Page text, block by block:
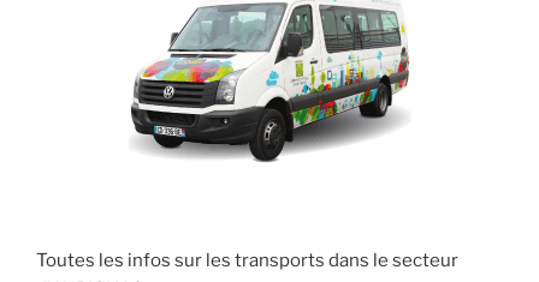
Toutes les infos sur les transports dans le secteur